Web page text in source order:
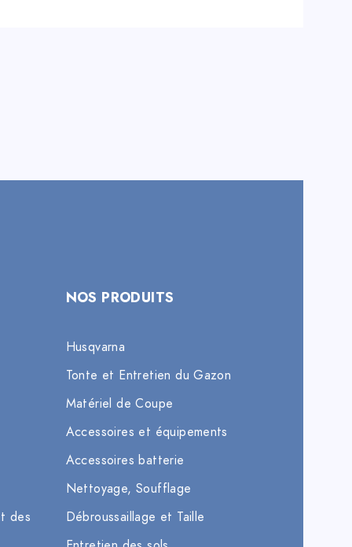
des
NOS PRODUITS
Husqvarna
Tonte et Entretien du Gazon
Matériel de Coupe
Accessoires et équipements
Accessoires batterie
Nettoyage, Soufflage
Débroussaillage et Taille